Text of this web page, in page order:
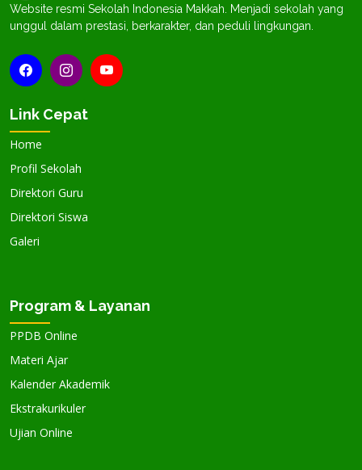
Website resmi Sekolah Indonesia Makkah. Menjadi sekolah yang
unggul dalam prestasi, berkarakter, dan peduli lingkungan.
Link Cepat
Home
Profil Sekolah
Direktori Guru
Direktori Siswa
Galeri
Program & Layanan
PPDB Online
Materi Ajar
Kalender Akademik
Ekstrakurikuler
Ujian Online